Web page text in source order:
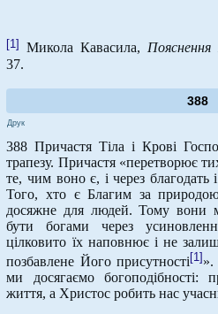
[1] Микола Кавасила, Пояснення
37.
388
Друк
388 Причастя Тіла і Крові
трапезу. Причастя «перетворює
те, чим воно є, і через благодать
Того, хто є Благим за
досяжне для людей. Тому вони
бути богами через
цілковито їх наповнює і не
позбавлене Його присутності [1] ».
ми досягаємо
життя, а Христос робить нас